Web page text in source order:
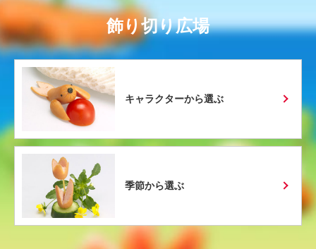
飾り切り広場
キャラクターから選ぶ
季節から選ぶ